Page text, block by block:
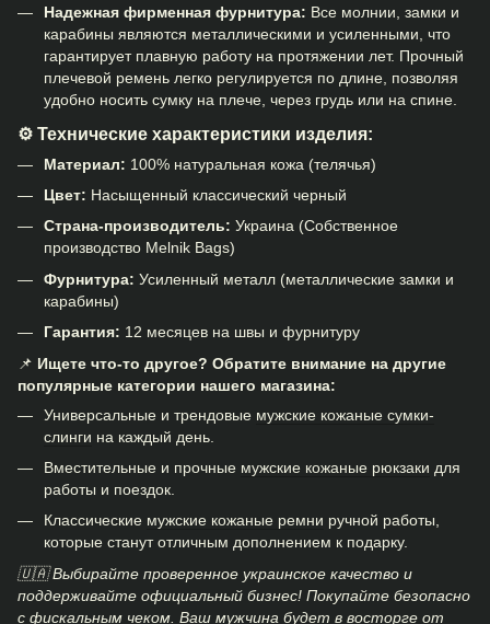
Надежная фирменная фурнитура: Все молнии, замки и
карабины являются металлическими и усиленными, что
гарантирует плавную работу на протяжении лет. Прочный
плечевой ремень легко регулируется по длине, позволяя
удобно носить сумку на плече, через грудь или на спине.
⚙️ Технические характеристики изделия:
Материал: 100% натуральная кожа (телячья)
Цвет: Насыщенный классический черный
Страна-производитель: Украина (Собственное
производство Melnik Bags)
Фурнитура: Усиленный металл (металлические замки и
карабины)
Гарантия: 12 месяцев на швы и фурнитуру
📌 Ищете что-то другое? Обратите внимание на другие
популярные категории нашего магазина:
Универсальные и трендовые мужские кожаные сумки-
слинги на каждый день.
Вместительные и прочные мужские кожаные рюкзаки для
работы и поездок.
Классические мужские кожаные ремни ручной работы,
которые станут отличным дополнением к подарку.
🇺🇦 Выбирайте проверенное украинское качество и
поддерживайте официальный бизнес! Покупайте безопасно
с фискальным чеком. Ваш мужчина будет в восторге от